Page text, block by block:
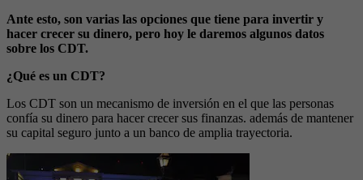
Ante esto, son varias las opciones que tiene para invertir y
hacer crecer su dinero, pero hoy le daremos algunos datos
sobre los CDT.
¿Qué es un CDT?
Los CDT son un mecanismo de inversión en el que las personas
confía su dinero para hacer crecer sus finanzas. además de mantener
su capital seguro junto a un banco de amplia trayectoria.